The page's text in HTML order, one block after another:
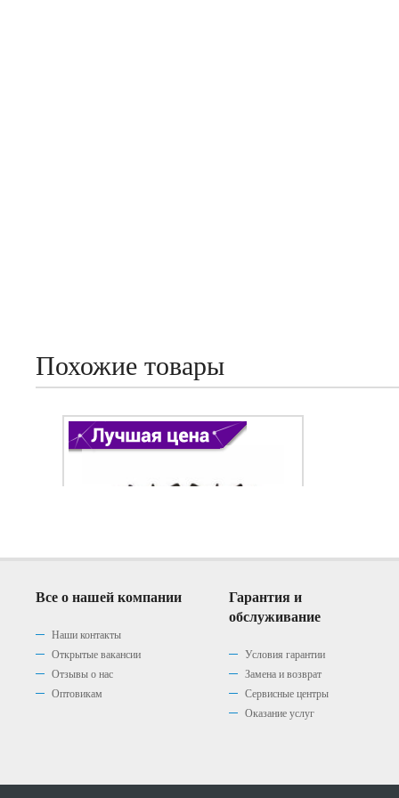
Похожие товары
Варочная панель Gefest 1210
Варочная панель Gefest 1210
Варочная панель Gefest 1210
Все о нашей компании
Наши контакты
Открытые вакансии
Отзывы о нас
Оптовикам
Гарантия и
обслуживание
Условия гарантии
Замена и возврат
Сервисные центры
Оказание услуг